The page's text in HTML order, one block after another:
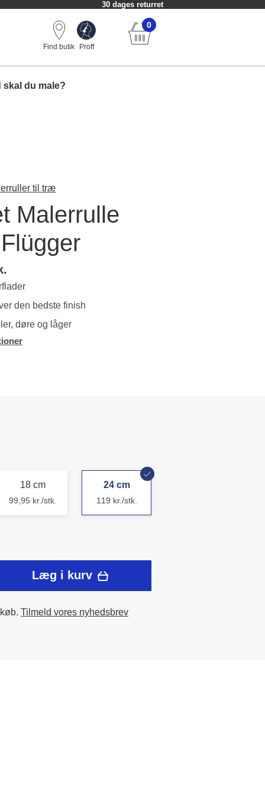
30 dages returret
Find butik Proff
0
skal du male?
til træ
Malerrulle
den bedste finish
døre og låger
18 cm
99,95 kr./stk.
24 cm
119 kr./stk.
Læg i kurv
Tilmeld vores nyhedsbrev